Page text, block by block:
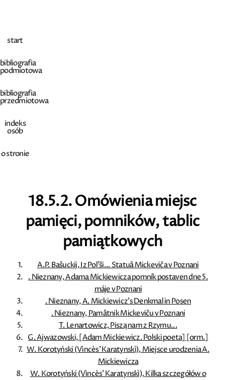
start
bibliografia
podmiotowa
bibliografia
przedmiotowa
indeks
osób
o stronie
18.5.2. Omówienia miejsc
pamięci, pomników, tablic
pamiątkowych
A.P. Bašuckij, Iz Pol'ši... Statuâ Mickeviča v Poznani
. Nieznany, Adama Mickiewicza pomník postaven dne 5.
máje v Poznani
. Nieznany, A. Mickiewicz's Denkmal in Posen
. Nieznany, Pamâtnik Mickeviču v Poznani
T. Lenartowicz, Piszą nam z Rzymu...
G. Ajwazowski, [Adam Mickiewicz. Polski poeta] [orm.]
W. Korotyński (Vìncès' Karatynskì), Miejsce urodzenia A.
Mickiewicza
W. Korotyński (Vìncès' Karatynskì), Kilka szczegółów o